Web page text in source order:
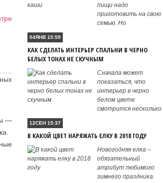
—
пищи надо
приготовить на свою
семью. Но
04ЯНВ 15:59
КАК СДЕЛАТЬ ИНТЕРЬЕР СПАЛЬНИ В ЧЕРНО
БЕЛЫХ ТОНАХ НЕ СКУЧНЫМ
Сначала может
показаться, что
интерьер в черно
белом цвете
смотрится несколько
12СЕН 15:37
В КАКОЙ ЦВЕТ НАРЯЖАТЬ ЕЛКУ В 2018 ГОДУ
Новогодняя елка –
обязательный
атрибут любимого
зимнего праздника.